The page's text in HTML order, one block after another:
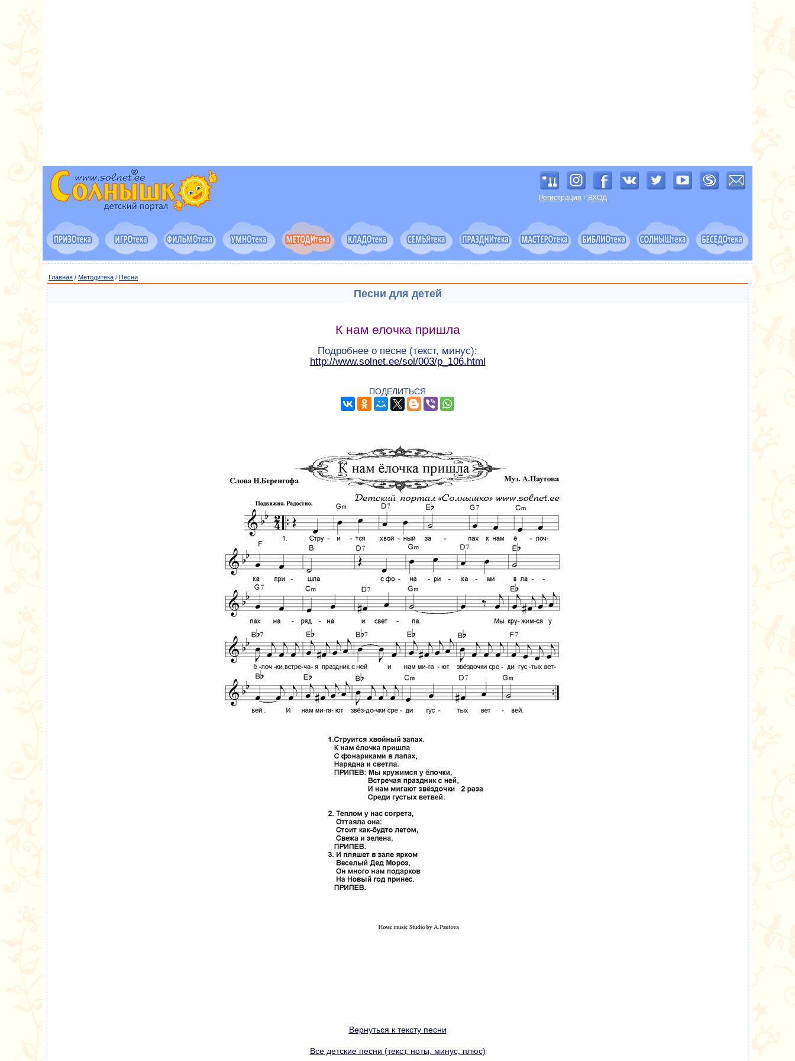
Регистрация / ВХОД
Главная / Методитека / Песни
Песни для детей
К нам елочка пришла
Подробнее о песне (текст, минус):
http://www.solnet.ee/sol/003/p_106.html
ПОДЕЛИТЬСЯ
Вернуться к тексту песни
Все детские песни (текст, ноты, минус, плюс)